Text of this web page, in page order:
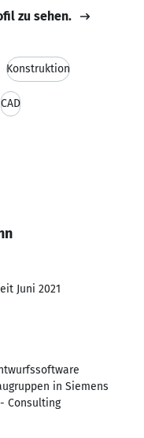
zu sehen.
Konstruktion
CAD
Juni 2021
in Siemens
Consulting